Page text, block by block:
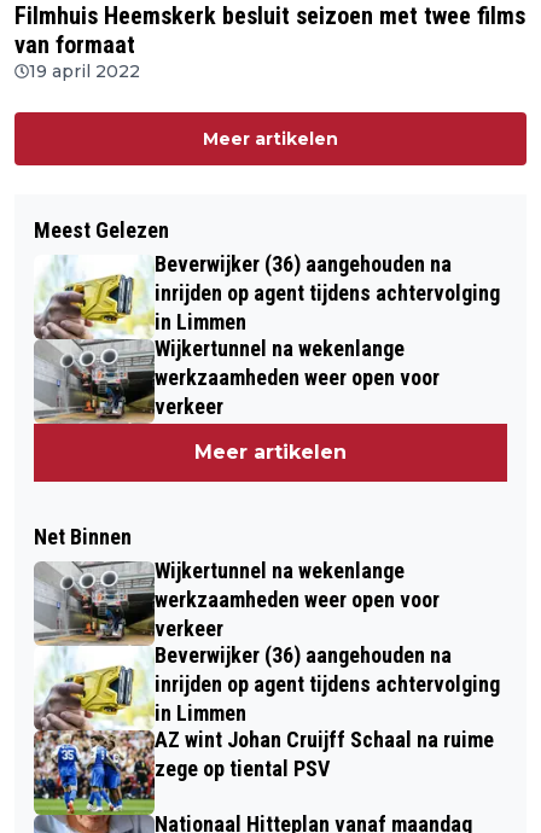
Filmhuis Heemskerk besluit seizoen met twee films
van formaat
19 april 2022
Meer artikelen
Meest Gelezen
Beverwijker (36) aangehouden na
inrijden op agent tijdens achtervolging
in Limmen
Wijkertunnel na wekenlange
werkzaamheden weer open voor
verkeer
Meer artikelen
Net Binnen
Wijkertunnel na wekenlange
werkzaamheden weer open voor
verkeer
Beverwijker (36) aangehouden na
inrijden op agent tijdens achtervolging
in Limmen
AZ wint Johan Cruijff Schaal na ruime
zege op tiental PSV
Nationaal Hitteplan vanaf maandag